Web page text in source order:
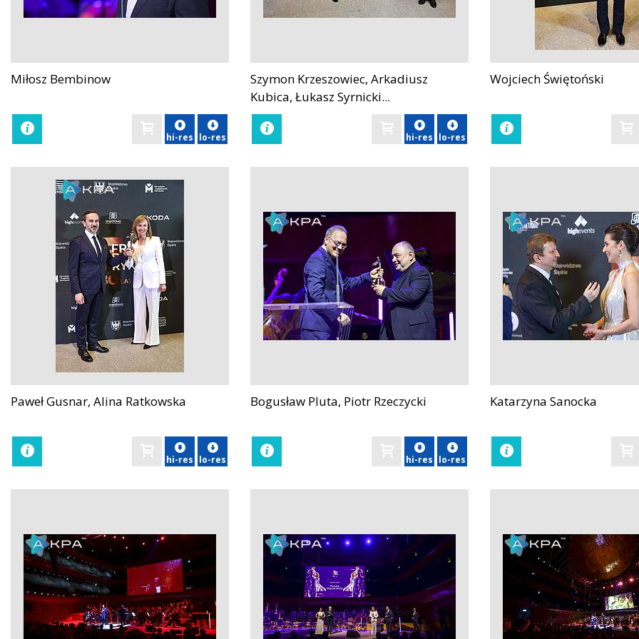
zobacz
Miłosz Bembinow
hi-res lo-res
zobacz
Szymon Krzeszowiec, Arkadiusz
Kubica, Łukasz Syrnicki...
hi-res lo-res
zobacz
Wojciech Świętoński
zobacz
Paweł Gusnar, Alina Ratkowska
hi-res lo-res
zobacz
Bogusław Pluta, Piotr Rzeczycki
hi-res lo-res
zobacz
Katarzyna Sanocka